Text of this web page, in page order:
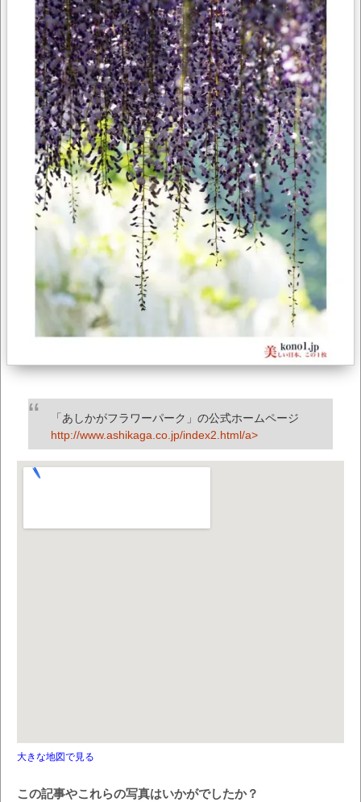
「あしかがフラワーパーク」の公式ホームページ
http://www.ashikaga.co.jp/index2.html/a>
大きな地図で見る
この記事やこれらの写真はいかがでしたか？